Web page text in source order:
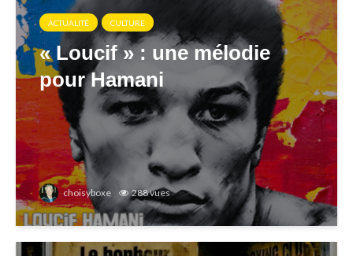
ACTUALITÉ CULTURE
« Loucif » : une mélodie
pour Hamani
choisyboxe 288 vues